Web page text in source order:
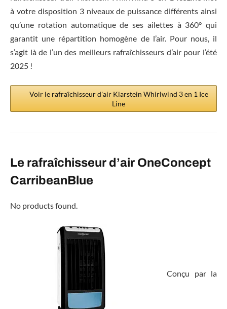
à votre disposition 3 niveaux de puissance différents ainsi
qu’une rotation automatique de ses ailettes à 360° qui
garantit une répartition homogène de l’air. Pour nous, il
s’agit là de l’un des meilleurs rafraîchisseurs d’air pour l’été
2025 !
Voir le rafraîchisseur d'air Klarstein Whirlwind 3 en 1 Ice
Line
Le rafraîchisseur d’air OneConcept
CarribeanBlue
No products found.
Conçu par la